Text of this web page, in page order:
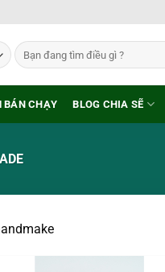
Tìm
kiếm:
BÁN CHẠY BLOG CHIA SẼ